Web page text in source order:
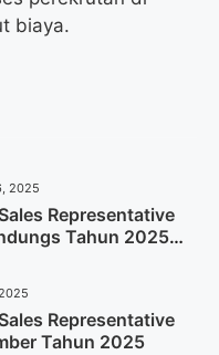
biaya.
2025
Representative
Tahun 2025
Representative
Tahun 2025